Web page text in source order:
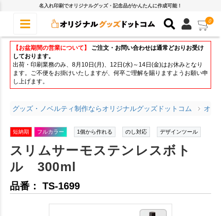
名入れ印刷でオリジナルグッズ・記念品がかんたんに作成可能！
0
【お盆期間の営業について】
ご注文・お問い合わせは通常どおりお受け
しております。
出荷・印刷業務のみ、8月10日(月)、12日(水)～14日(金)はお休みとなり
ます。ご不便をお掛けいたしますが、何卒ご理解を賜りますようお願い申
し上げます。
グッズ・ノベルティ制作ならオリジナルグッズドットコム オリ
短納期 フルカラー 1個から作れる のし対応 デザインツール
スリムサーモステンレスボト
ル 300ml
品番： TS-1699